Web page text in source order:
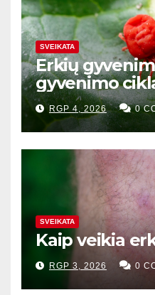
SVEIKATA
Erkių
gyvenimo
RGP 4, 2026 0
SVEIKATA
Kaip veikia
RGP 3, 2026 0